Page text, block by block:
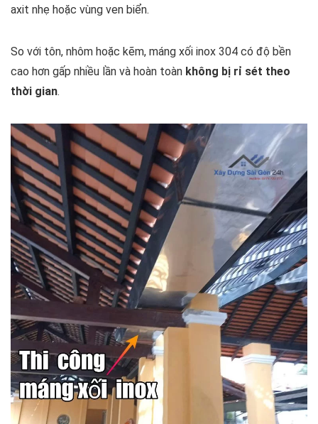
axit nhẹ hoặc vùng ven biển.
So với tôn, nhôm hoặc kẽm, máng xối inox 304 có độ bền
cao hơn gấp nhiều lần và hoàn toàn không bị rỉ sét theo
thời gian.